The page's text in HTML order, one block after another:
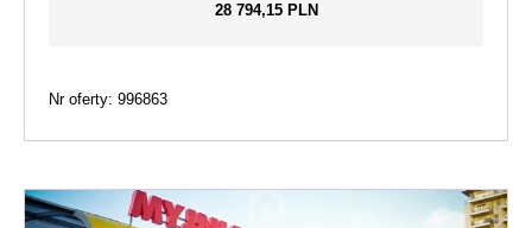
28 794,15 PLN
Nr oferty: 996863